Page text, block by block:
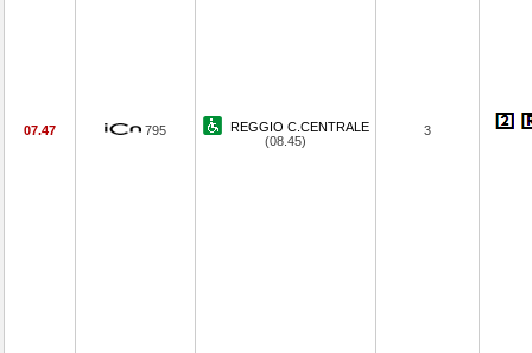
07.47 795
REGGIO C.CENTRALE
(08.45)
3